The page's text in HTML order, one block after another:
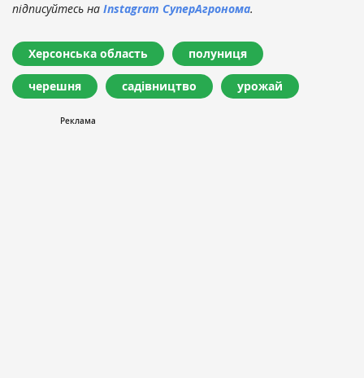
підписуйтесь на Instagram СуперАгронома.
Херсонська область полуниця
черешня садівництво урожай